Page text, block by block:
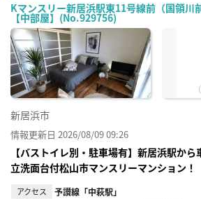
Kマンスリー新居浜駅東11号線前（国領川
【中部屋】(No.929756)
新居浜市
情報更新日 2026/08/09 09:26
【バストイレ別・駐車場有】新居浜駅か
立洗面台付松山市マンスリーマンション！
アクセス 予讃線「中萩駅」